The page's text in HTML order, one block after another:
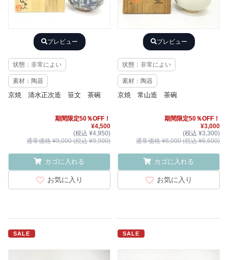
プレビュー
状態：非常によい
素材：陶器
京焼 清水正次造 笹文 茶碗
期間限定50％OFF！
¥4,500
(税込 ¥4,950)
通常価格 ¥9,000 (税込 ¥9,900)
カゴに入れる
お気に入り
プレビュー
状態：非常によい
素材：陶器
京焼 常山造 茶碗
期間限定50％OFF！
¥3,000
(税込 ¥3,300)
通常価格 ¥6,000 (税込 ¥6,600)
カゴに入れる
お気に入り
SALE SALE